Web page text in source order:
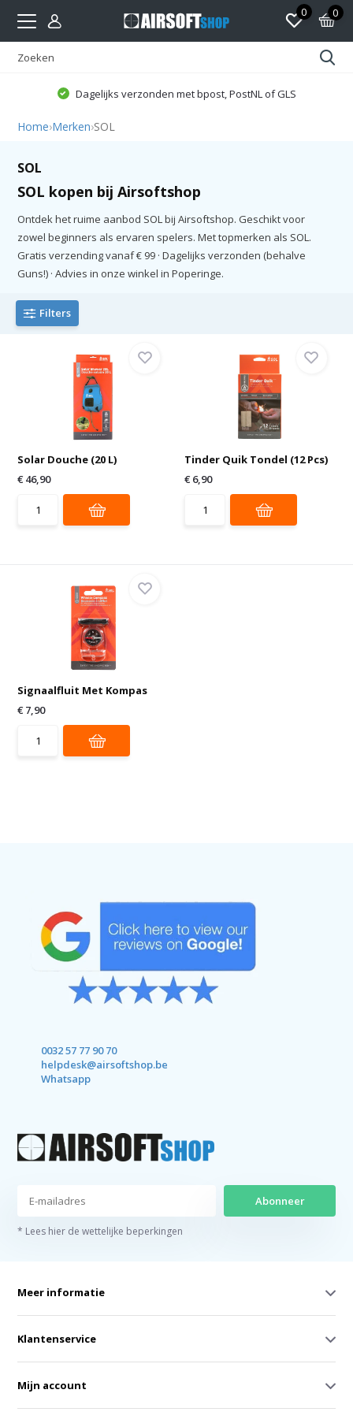
0 0
Dagelijks verzonden met bpost, PostNL of GLS
Home›Merken›SOL
SOL
SOL kopen bij Airsoftshop
Ontdek het ruime aanbod SOL bij Airsoftshop. Geschikt voor
zowel beginners als ervaren spelers. Met topmerken als SOL.
Gratis verzending vanaf € 99 · Dagelijks verzonden (behalve
Guns!) · Advies in onze winkel in Poperinge.
Filters
Solar Douche (20 L)
€ 46,90
Tinder Quik Tondel (12 Pcs)
€ 6,90
Signaalfluit Met Kompas
€ 7,90
0032 57 77 90 70
helpdesk@airsoftshop.be
Whatsapp
Abonneer
* Lees hier de wettelijke beperkingen
Meer informatie
Klantenservice
Mijn account